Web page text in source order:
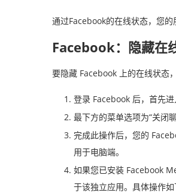
通过Facebook的在线状态，您的
Facebook：隐藏
要隐藏 Facebook 上的在线状态
登录 Facebook 后，首先
最下方的菜单选项为“关闭
完成此操作后，您的
用于电脑端。
如果您已安装 Facebook
于该独立应用。具体操作